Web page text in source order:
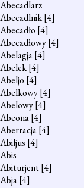
Abecadlarz
Abecadlnik[4]
Abecadło [4]
Abecadłowy[4]
Abelagja[4]
Abelek[4]
Abeljo [4]
Abelkowy[4]
Abelowy[4]
Abeona[4]
Aberracja[4]
Abiljus [4]
Abis
Abiturjent[4]
Abja[4]